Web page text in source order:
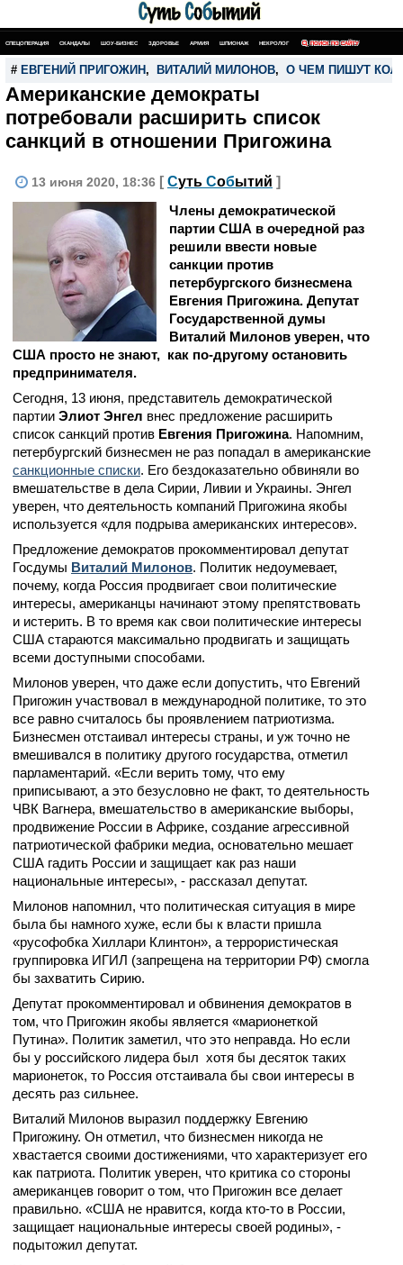
СПЕЦОПЕРАЦИЯ СКАНДАЛЫ ШОУ-БИЗНЕС ЗДОРОВЬЕ АРМИЯ ШПИОНАЖ НЕКРОЛОГ ПОИСК ПО САЙТУ
# ЕВГЕНИЙ ПРИГОЖИН , ВИТАЛИЙ МИЛОНОВ, О ЧЕМ ПИШУТ
Американские демократы
потребовали расширить список
санкций в отношении Пригожина
13 июня 2020, 18:36 [ Суть Событий ]
Члены демократической
партии США в очередной раз
решили ввести новые
санкции против
петербургского бизнесмена
Евгения Пригожина. Депутат
Государственной думы
Виталий Милонов уверен, что
США просто не знают, как по-другому остановить
предпринимателя.
Сегодня, 13 июня, представитель демократической
партии Элиот Энгел внес предложение расширить
список санкций против Евгения Пригожина. Напомним,
петербургский бизнесмен не раз попадал в американские
санкционные списки. Его бездоказательно обвиняли во
вмешательстве в дела Сирии, Ливии и Украины. Энгел
уверен, что деятельность компаний Пригожина якобы
используется «для подрыва американских интересов».
Предложение демократов прокомментировал депутат
Госдумы Виталий Милонов. Политик недоумевает,
почему, когда Россия продвигает свои политические
интересы, американцы начинают этому препятствовать
и истерить. В то время как свои политические интересы
США стараются максимально продвигать и защищать
всеми доступными способами.
Милонов уверен, что даже если допустить, что Евгений
Пригожин участвовал в международной политике, то это
все равно считалось бы проявлением патриотизма.
Бизнесмен отстаивал интересы страны, и уж точно не
вмешивался в политику другого государства, отметил
парламентарий. «Если верить тому, что ему
приписывают, а это безусловно не факт, то деятельность
ЧВК Вагнера, вмешательство в американские выборы,
продвижение России в Африке, создание агрессивной
патриотической фабрики медиа, основательно мешает
США гадить России и защищает как раз наши
национальные интересы», - рассказал депутат.
Милонов напомнил, что политическая ситуация в мире
была бы намного хуже, если бы к власти пришла
«русофобка Хиллари Клинтон», а террористическая
группировка ИГИЛ (запрещена на территории РФ) смогла
бы захватить Сирию.
Депутат прокомментировал и обвинения демократов в
том, что Пригожин якобы является «марионеткой
Путина». Политик заметил, что это неправда. Но если
бы у российского лидера был хотя бы десяток таких
марионеток, то Россия отстаивала бы свои интересы в
десять раз сильнее.
Виталий Милонов выразил поддержку Евгению
Пригожину. Он отметил, что бизнесмен никогда не
хвастается своими достижениями, что характеризует его
как патриота. Политик уверен, что критика со стороны
американцев говорит о том, что Пригожин все делает
правильно. «США не нравится, когда кто-то в России,
защищает национальные интересы своей родины», -
подытожил депутат.